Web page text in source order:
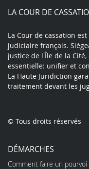
LA COUR DE
La Cour de cassation
judiciaire français.
justice de l'Île de la
essentielle: unifier et
La Haute Juridiction
traitement devant les
© Tous droits réservés
DÉMARCHES
Comment faire un pourvoi